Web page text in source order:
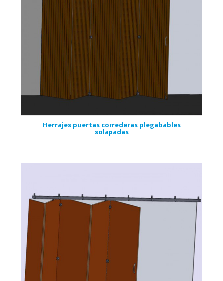
Herrajes puertas correderas plegabables
solapadas